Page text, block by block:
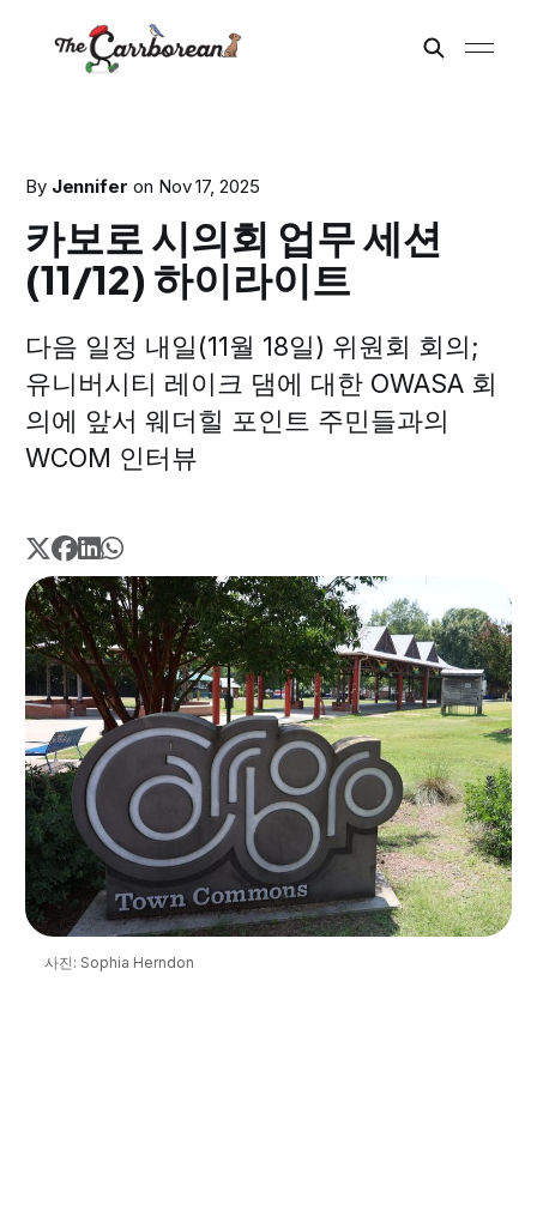
By Jennifer on Nov 17, 2025
카보로 시의회 업무 세션
(11/12) 하이라이트
다음 일정 내일(11월 18일) 위원회 회의;
유니버시티 레이크 댐에 대한 OWASA 회
의에 앞서 웨더힐 포인트 주민들과의
WCOM 인터뷰
사진: Sophia Herndon